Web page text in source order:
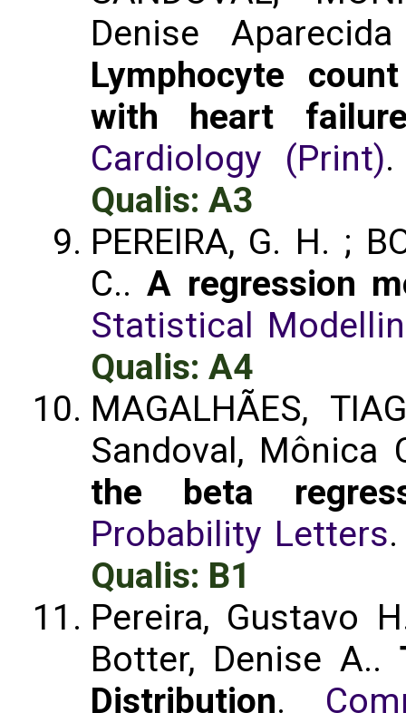
Denise
Lymphocyte
with heart
Cardiology (Print)
Qualis: A3
PEREIRA, G. H. ;
C..A regression
Statistical
Qualis: A4
MAGALHÃES,
Sandoval, Mônica
the beta
Probability Letters
Qualis: B1
Pereira, Gustavo
Botter, Denise A..
Distribution.